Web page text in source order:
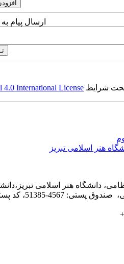
ارسال پیام
تحت شرایط International License
هنر اسلامی تبریز
دانشگاه هنر اسلامی
کد پستی:5164736931